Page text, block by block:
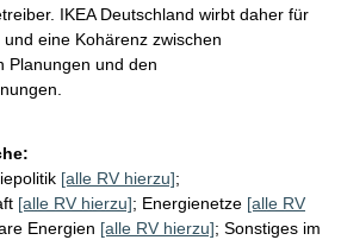
IKEA Deutschland wirbt daher für
eine Kohärenz zwischen
Planungen und den
[alle RV hierzu];
[alle RV hierzu]; Energienetze [alle RV
Energien [alle RV hierzu]; Sonstiges im